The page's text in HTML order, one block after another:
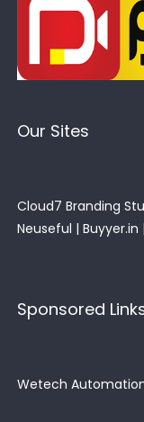
Our Sites
Cloud7 Branding
Neuseful | Buyyer.in |
Sponsored
Wetech